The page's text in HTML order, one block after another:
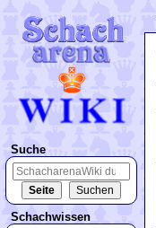
Suche
Schachwissen